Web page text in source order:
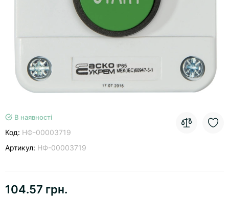
В наявності
Код: НФ-00003719
Артикул: НФ-00003719
104.57 грн.